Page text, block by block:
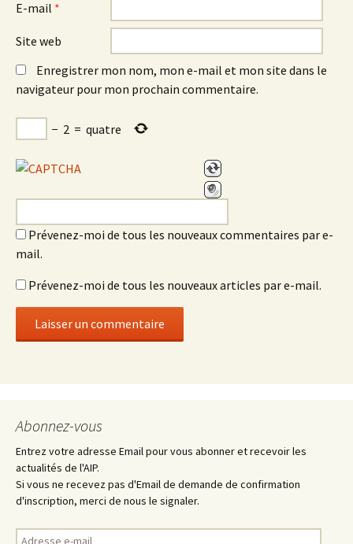
E-mail *
Site web
Enregistrer mon nom, mon e-mail et mon site dans le
navigateur pour mon prochain commentaire.
− 2 = quatre
Prévenez-moi de tous les nouveaux commentaires par e-
mail.
Prévenez-moi de tous les nouveaux articles par e-mail.
Abonnez-vous
Entrez votre adresse Email pour vous abonner et recevoir les
actualités de l'AIP.
Si vous ne recevez pas d'Email de demande de confirmation
d'inscription, merci de nous le signaler.
Adresse